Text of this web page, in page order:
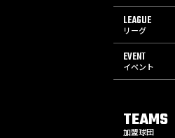
LEAGUE
リーグ
EVENT
イベント
TEAMS
加盟球団